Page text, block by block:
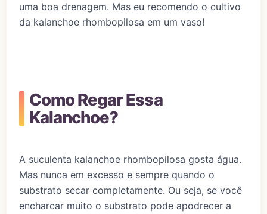
uma boa drenagem. Mas eu recomendo o cultivo
da kalanchoe rhombopilosa em um vaso!
Como Regar Essa
Kalanchoe?
A suculenta kalanchoe rhombopilosa gosta água.
Mas nunca em excesso e sempre quando o
substrato secar completamente. Ou seja, se você
encharcar muito o substrato pode apodrecer a